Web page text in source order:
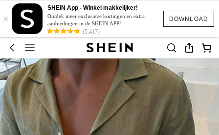
DOWNLOAD
×
SHEIN App - Winkel makkelijker!
Ontdek meer exclusieve kortingen en extra
aanbiedingen in de SHEIN APP!
(5,417)